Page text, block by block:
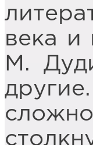
века и
М.